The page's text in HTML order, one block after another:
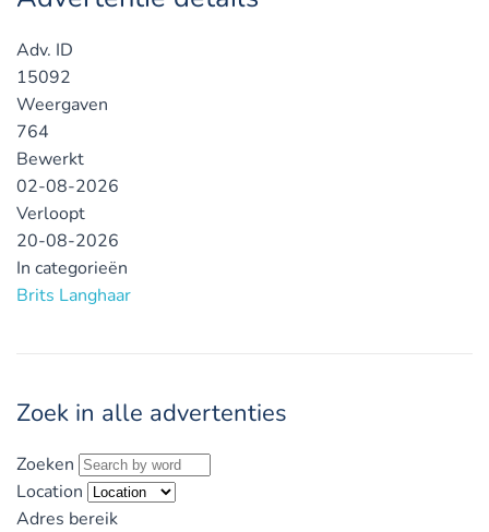
Adv. ID
15092
Weergaven
764
Bewerkt
02-08-2026
Verloopt
20-08-2026
In categorieën
Brits Langhaar
Zoek in alle advertenties
Zoeken
Location
Adres bereik